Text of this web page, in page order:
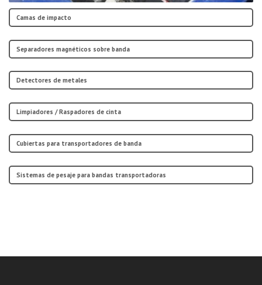
Camas de impacto
Separadores magnéticos sobre banda
Detectores de metales
Limpiadores / Raspadores de cinta
Cubiertas para transportadores de banda
Sistemas de pesaje para bandas transportadoras